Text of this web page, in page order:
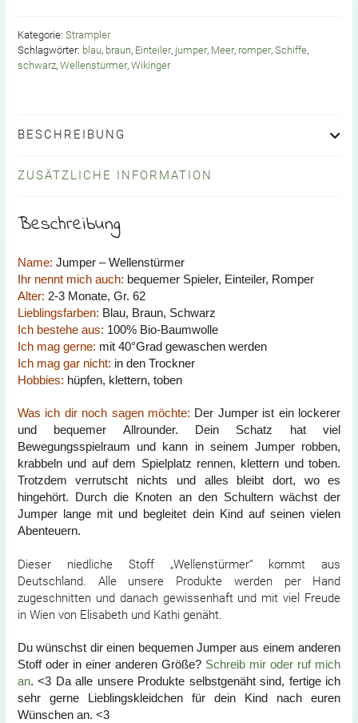
Kategorie: Strampler
Schlagwörter: blau, braun, Einteiler, jumper, Meer, romper, Schiffe,
schwarz, Wellenstürmer, Wikinger
BESCHREIBUNG
ZUSÄTZLICHE INFORMATION
Beschreibung
Name: Jumper – Wellenstürmer
Ihr nennt mich auch: bequemer Spieler, Einteiler, Romper
Alter: 2-3 Monate, Gr. 62
Lieblingsfarben: Blau, Braun, Schwarz
Ich bestehe aus: 100% Bio-Baumwolle
Ich mag gerne: mit 40°Grad gewaschen werden
Ich mag gar nicht: in den Trockner
Hobbies: hüpfen, klettern, toben
Was ich dir noch sagen möchte: Der Jumper ist ein lockerer
und bequemer Allrounder. Dein Schatz hat viel
Bewegungsspielraum und kann in seinem Jumper robben,
krabbeln und auf dem Spielplatz rennen, klettern und toben.
Trotzdem verrutscht nichts und alles bleibt dort, wo es
hingehört. Durch die Knoten an den Schultern wächst der
Jumper lange mit und begleitet dein Kind auf seinen vielen
Abenteuern.
Dieser niedliche Stoff „Wellenstürmer“ kommt aus
Deutschland. Alle unsere Produkte werden per Hand
zugeschnitten und danach gewissenhaft und mit viel Freude
in Wien von Elisabeth und Kathi genäht.
Du wünschst dir einen bequemen Jumper aus einem anderen
Stoff oder in einer anderen Größe? Schreib mir oder ruf mich
an. <3 Da alle unsere Produkte selbstgenäht sind, fertige ich
sehr gerne Lieblingskleidchen für dein Kind nach euren
Wünschen an. <3